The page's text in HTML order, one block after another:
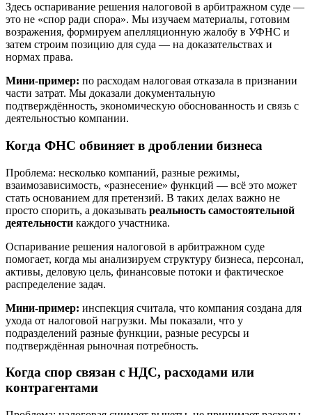
Здесь оспаривание решения налоговой в арбитражном суде —
это не «спор ради спора». Мы изучаем материалы, готовим
возражения, формируем апелляционную жалобу в УФНС и
затем строим позицию для суда — на доказательствах и
нормах права.
Мини-пример: по расходам налоговая отказала в признании
части затрат. Мы доказали документальную
подтверждённость, экономическую обоснованность и связь с
деятельностью компании.
Когда ФНС обвиняет в дроблении бизнеса
Проблема: несколько компаний, разные режимы,
взаимозависимость, «разнесение» функций — всё это может
стать основанием для претензий. В таких делах важно не
просто спорить, а доказывать реальность самостоятельной
деятельности каждого участника.
Оспаривание решения налоговой в арбитражном суде
помогает, когда мы анализируем структуру бизнеса, персонал,
активы, деловую цель, финансовые потоки и фактическое
распределение задач.
Мини-пример: инспекция считала, что компания создана для
ухода от налоговой нагрузки. Мы показали, что у
подразделений разные функции, разные ресурсы и
подтверждённая рыночная потребность.
Когда спор связан с НДС, расходами или
контрагентами